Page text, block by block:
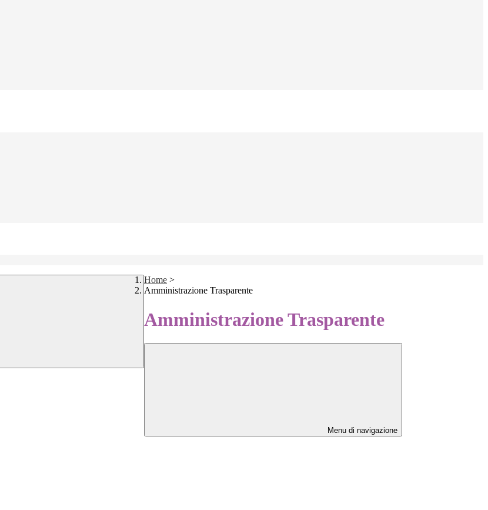
Home >
Amministrazione Trasparente
Amministrazione Trasparente
Menu di navigazione